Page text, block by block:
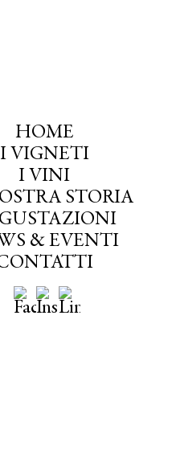
HOME
I VIGNETI
I VINI
STORIA
& EVENTI